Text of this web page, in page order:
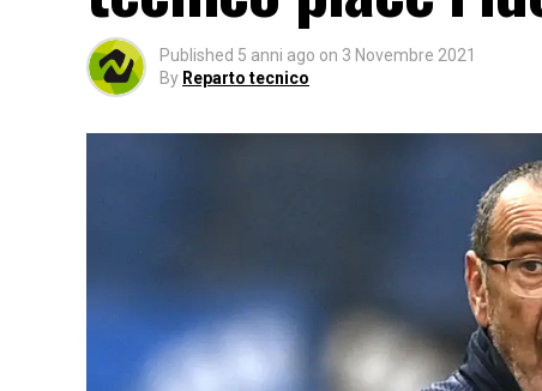
Published 5 anni ago on 3 Novembre 2021
By Reparto tecnico